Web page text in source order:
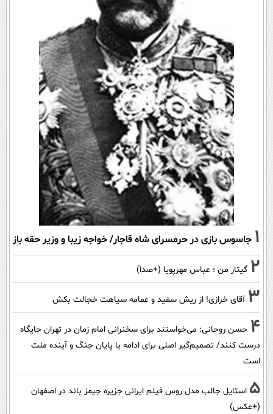
1 جاسوس بازی در حرمسرای شاه قاجار/ خواجه زیبا و وزیر حقه باز
2 گیتار من ؛ عباس مهرپویا (+صدا)
3 آقای خرازی! از ریش سفید و عمامه سیاهت خجالت بکش
4 حسن روحانی: می‌خواستند برای سخنرانی امام زمان در تهران جایگاه
درست کنند/ تصمیم‌گیر اصلی برای ادامه یا پایان جنگ و آینده ملت
است
5 استایل جالب مدل روس فیلم ایرانی جزیره جیمز باند در اصفهان
(+عکس)